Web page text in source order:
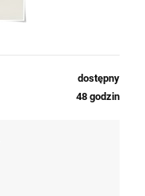
dostępny
48 godzin